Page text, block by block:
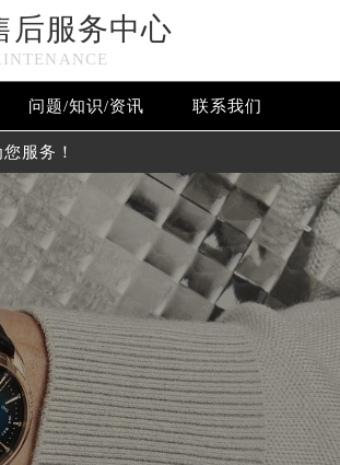
后服务中心
问题/知识/资讯 联系我们
服务！